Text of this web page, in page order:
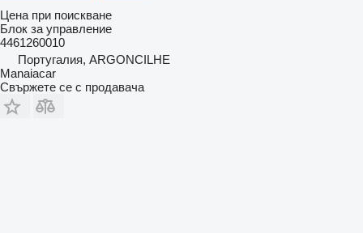
Цена при поискване
Блок за управление
4461260010
Португалия, ARGONCILHE
Manaiacar
Свържете се с продавача